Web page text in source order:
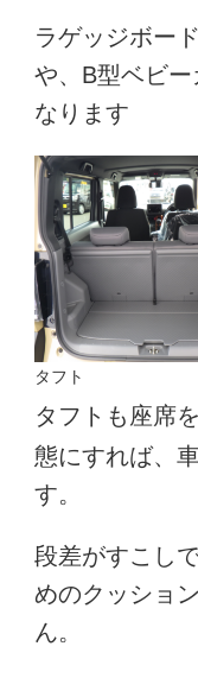
ラゲッジボー
や、B型ベビ
なります
タフト
タフトも座席
態にすれば、
す。
段差がすこし
めのクッショ
ん。